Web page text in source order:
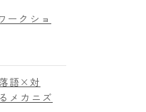
ークショ
語×対
メカニズ